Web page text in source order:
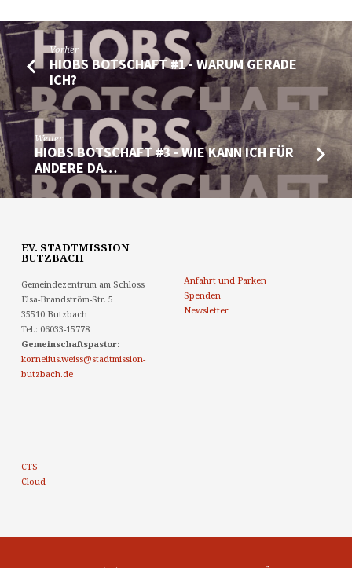
Vorher
HIOBS BOTSCHAFT #1 - WARUM GERADE
ICH?
Weiter
HIOBS BOTSCHAFT #3 - WIE KANN ICH FÜR
ANDERE DA…
EV. STADTMISSION
BUTZBACH
Gemeindezentrum am Schloss
Elsa-Brandström-Str. 5
35510 Butzbach
Tel.: 06033-15778
Gemeinschaftspastor:
kornelius.weiss@stadtmission-
butzbach.de
Anfahrt und Parken
Spenden
Newsletter
CTS
Cloud